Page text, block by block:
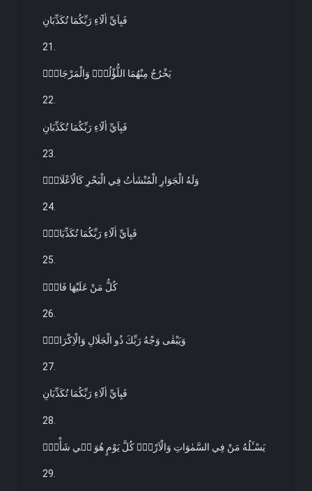
فَبِاَيِّ اٰلَٓاءِ رَبِّكُمَا تُكَذِّبَانِ
21.
يَخْرُجُ مِنْهُمَا اللُّؤْلُؤُ۬ وَالْمَرْجَانُۚ
22.
فَبِاَيِّ اٰلَٓاءِ رَبِّكُمَا تُكَذِّبَانِ
23.
وَلَهُ الْجَوَارِ الْمُنْشَاٰتُ فِي الْبَحْرِ كَالْاَعْلَامِۚ
24.
فَبِاَيِّ اٰلَٓاءِ رَبِّكُمَا تُكَذِّبَانِ۟
25.
كُلُّ مَنْ عَلَيْهَا فَانٍۚ
26.
وَيَبْقٰى وَجْهُ رَبِّكَ ذُو الْجَلَالِ وَالْاِكْرَامِۚ
27.
فَبِاَيِّ اٰلَٓاءِ رَبِّكُمَا تُكَذِّبَانِ
28.
يَسْـَٔلُهُ مَنْ فِي السَّمٰوَاتِ وَالْاَرْضِۜ كُلَّ يَوْمٍ هُوَ ف۪ي شَأْنٍۚ
29.